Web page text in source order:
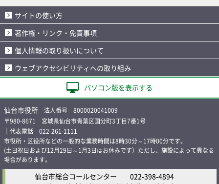
サイトの使い方
著作権・リンク・免責事項
個人情報の取り扱いについて
ウェブアクセシビリティへの取り組み
パソコン版を表示する
仙台市役所 法人番号 8000020041009
〒980-8671 宮城県仙台市青葉区国分町3丁目7番1号
｜代表電話 022-261-1111
市役所・区役所などの一般的な業務時間は8時30分～17時00分です。
(土日祝日および12月29日～1月3日はお休みです）ただし、施設によって異なる
場合があります。
仙台市総合コールセンター 022-398-4894